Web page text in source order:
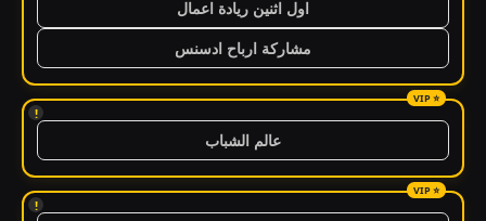
اول اثنين ريادة اعمال
مشاركة ارباح ادسنس
!
عالم الشباب
!